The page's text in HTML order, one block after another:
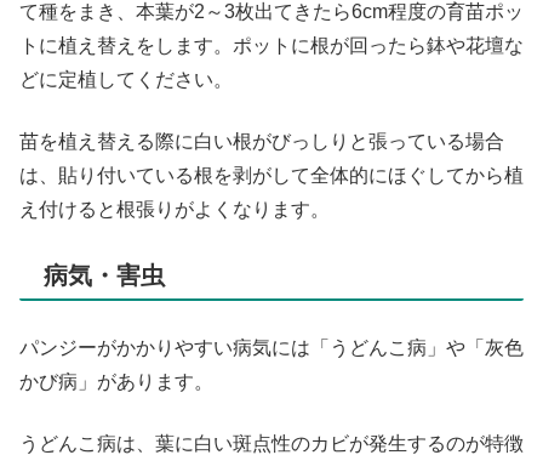
て種をまき、本葉が2～3枚出てきたら6cm程度の育苗ポッ
トに植え替えをします。ポットに根が回ったら鉢や花壇な
どに定植してください。
苗を植え替える際に白い根がびっしりと張っている場合
は、貼り付いている根を剥がして全体的にほぐしてから植
え付けると根張りがよくなります。
病気・害虫
パンジーがかかりやすい病気には「うどんこ病」や「灰色
かび病」があります。
うどんこ病は、葉に白い斑点性のカビが発生するのが特徴